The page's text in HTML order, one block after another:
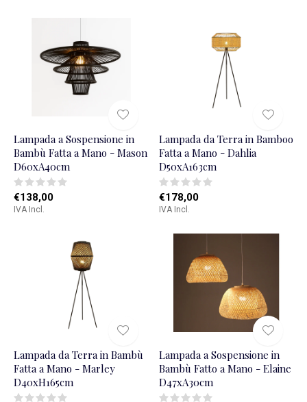
Lampada a Sospensione in
Bambù Fatta a Mano - Mason
D60xA40cm
€138,00
IVA Incl.
Lampada da Terra in Bamboo
Fatta a Mano - Dahlia
D50xA163cm
€178,00
IVA Incl.
Lampada da Terra in Bambù
Fatta a Mano - Marley
D40xH165cm
Lampada a Sospensione in
Bambù Fatto a Mano - Elaine
D47xA30cm